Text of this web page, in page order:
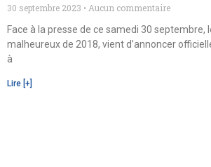
30 septembre 2023
Aucun commentaire
Face à la presse de ce samedi 30 septembre,
malheureux de 2018, vient d’annoncer
à
Lire [+]